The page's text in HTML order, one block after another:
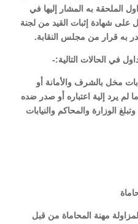
الملحقة به المشار إليها في
يحصل على شهادة إثبات القيد من لجنة
به قرار من مجلس النقابة.
مخل بالشرف والأمانة أو
لم يرد إلية اعتباره أو صدر ضده
الوزارة والمحاكم والنيابات
لمزاولة مهنة المحاماة من قبل